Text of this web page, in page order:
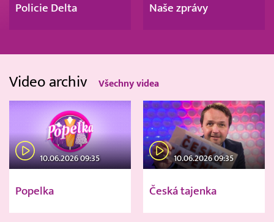
Policie Delta Naše zprávy
Video archiv Všechny videa
10.06.2026 09:35
Popelka
10.06.2026 09:35
Česká tajenka